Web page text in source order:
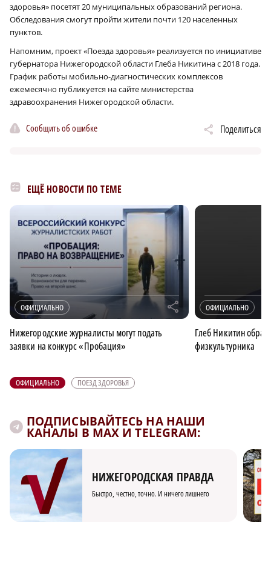
здоровья» посетят 20 муниципальных образований региона.
Обследования смогут пройти жители почти 120 населенных
пунктов.
Напомним, проект «Поезда здоровья» реализуется по инициативе
губернатора Нижегородской области Глеба Никитина с 2018 года.
График работы мобильно-диагностических комплексов
ежемесячно публикуется на сайте министерства
здравоохранения Нижегородской области.
Сообщить об ошибке Поделиться
ЕЩЁ НОВОСТИ ПО ТЕМЕ
ОФИЦИАЛЬНО r
Нижегородские журналисты могут подать
заявки на конкурс «Пробация»
ОФИЦИАЛЬНО
Глеб Никитин
физкультурника
ОФИЦИАЛЬНО ПОЕЗД ЗДОРОВЬЯ
ПОДПИСЫВАЙТЕСЬ НА НАШИ
КАНАЛЫ В MAX И TELEGRAM:
НИЖЕГОРОДСКАЯ ПРАВДА
Быстро, честно, точно. И ничего лишнего